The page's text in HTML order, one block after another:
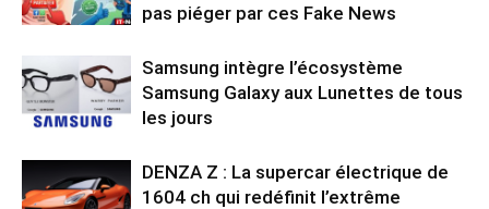
pas piéger par ces Fake News
Samsung intègre l’écosystème
Samsung Galaxy aux Lunettes de tous
les jours
DENZA Z : La supercar électrique de
1604 ch qui redéfinit l’extrême